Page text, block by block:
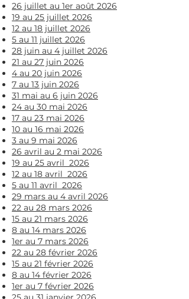
26 juillet au 1er août 2026​​​
19 au 25 juillet 2026​​​
12 au 18 juillet 2026
5 au 11 juillet 2026​​​
28 juin au 4 juillet 2026​​​
21 au 27 juin 2026​​​
4 au 20 juin 2026​​​
7 au 13 juin 2026​​​
31 mai au 6 juin 2026​​​
24 au 30 mai 2026​​​
17 au 23 mai 2026​​​
10 au 16 mai 2026​​​
3 au 9 mai 2026​​​
26 avril au 2 mai 2026
19 au 25 avril 2026​​​
12 au 18 avril 2026
5 au 11 avril 2026​​​
29 mars au 4 avril 2026​​​
22 au 28 mars 2026​​​
15 au 21 mars 2026​​​
8 au 14 mars 2026​​​
1er au 7 mars 2026​​​
22 au 28 février 2026​​​
15 au 21 février 2026​​​
8 au 14 février 2026​​​
1er au 7 février 2026​​​